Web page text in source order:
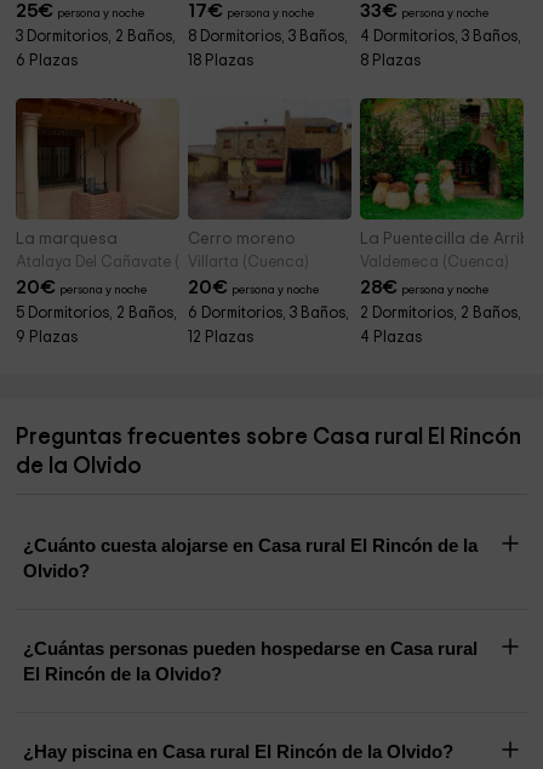
25€ persona y noche
3 Dormitorios, 2 Baños,
6 Plazas
17€ persona y noche
8 Dormitorios, 3 Baños,
18 Plazas
33€ persona y noche
4 Dormitorios, 3 Baños,
8 Plazas
La marquesa
Atalaya Del Cañavate (Cuenca)
20€ persona y noche
5 Dormitorios, 2 Baños,
9 Plazas
Cerro moreno
Villarta (Cuenca)
20€ persona y noche
6 Dormitorios, 3 Baños,
12 Plazas
La Puentecilla de Arriba
Valdemeca (Cuenca)
28€ persona y noche
2 Dormitorios, 2 Baños,
4 Plazas
Preguntas frecuentes sobre Casa rural El Rincón
de la Olvido
¿Cuánto cuesta alojarse en Casa rural El Rincón de la
Olvido?
¿Cuántas personas pueden hospedarse en Casa rural
El Rincón de la Olvido?
¿Hay piscina en Casa rural El Rincón de la Olvido?